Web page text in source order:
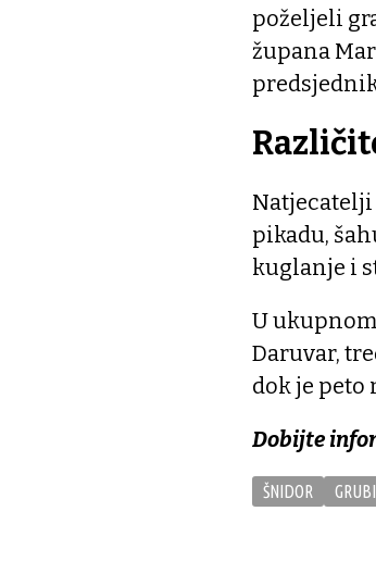
poželjeli
župana
pikadu,
kuglanje i
U
Daruvar,
dok je peto
Dobijte
ŠNIDOR